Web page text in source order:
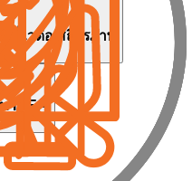
ที่ไวต่อเสถียรภาพ
IDEA